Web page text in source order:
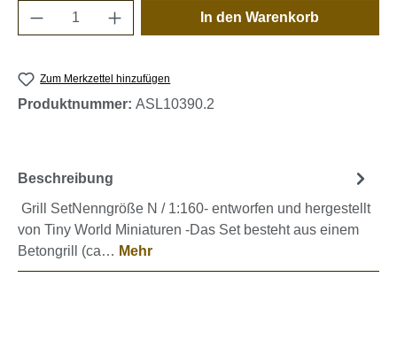
Produkt Anzahl: Gib den gewünschten
In den Warenkorb
Zum Merkzettel hinzufügen
Produktnummer: ASL10390.2
Beschreibung
Grill SetNenngröße N / 1:160- entworfen und hergestellt
von Tiny World Miniaturen -Das Set besteht aus einem
Betongrill (ca… Mehr